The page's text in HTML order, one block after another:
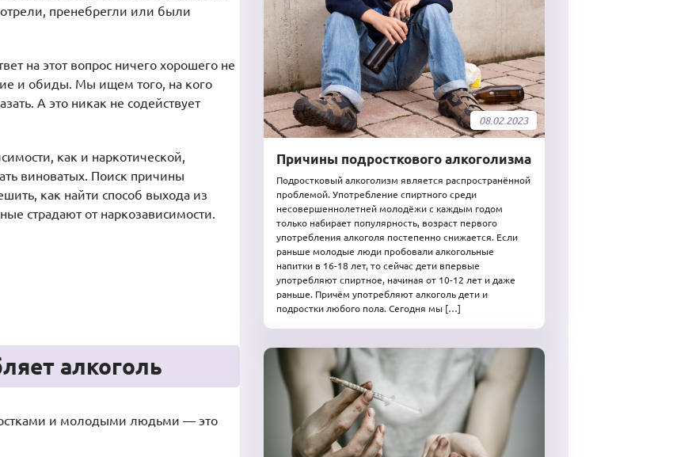
пренебрегли или были
на этот вопрос ничего хорошего не
и обиды. Мы ищем того, на кого
А это никак не содействует
как и наркотической,
виноватых. Поиск причины
как найти способ выхода из
страдают от наркозависимости.
алкоголь
и молодыми людьми — это
08.02.2023
Причины подросткового алкоголизма
Подростковый алкоголизм является распространённой
проблемой. Употребление спиртного среди
несовершеннолетней молодёжи с каждым годом
только набирает популярность, возраст первого
употребления алкоголя постепенно снижается. Если
раньше молодые люди пробовали алкогольные
напитки в 16-18 лет, то сейчас дети впервые
употребляют спиртное, начиная от 10-12 лет и даже
раньше. Причём употребляют алкоголь дети и
подростки любого пола. Сегодня мы […]